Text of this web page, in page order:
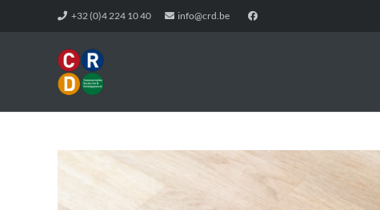
+32 (0)4 224 10 40 info@crd.be